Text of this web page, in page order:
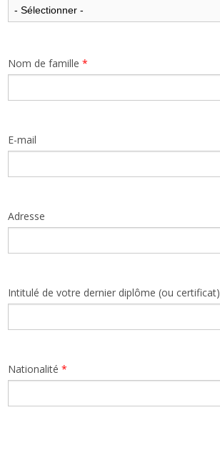
Nom de famille *
E-mail
Adresse
Intitulé de votre dernier diplôme (ou certificat)
Nationalité *